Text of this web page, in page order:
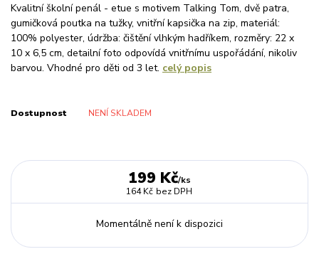
Kvalitní školní penál - etue s motivem Talking Tom, dvě patra,
gumičková poutka na tužky, vnitřní kapsička na zip, materiál:
100% polyester, údržba: čištění vlhkým hadříkem, rozměry: 22 x
10 x 6,5 cm, detailní foto odpovídá vnitřnímu uspořádání, nikoliv
barvou. Vhodné pro děti od 3 let. celý popis
Dostupnost NENÍ SKLADEM
199 Kč/ks
164 Kč bez DPH
Momentálně není k dispozici